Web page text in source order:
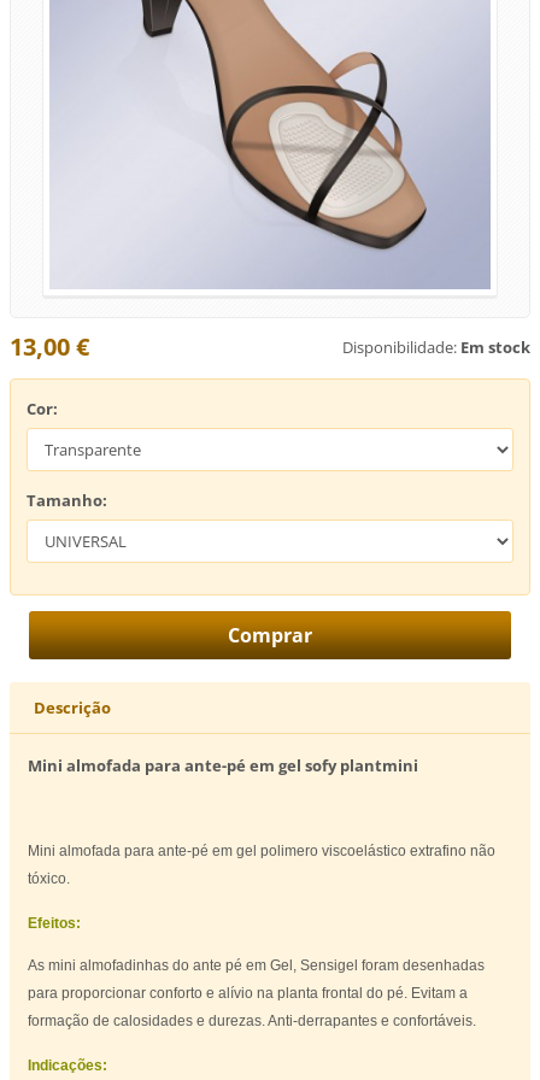
Disponibilidade: Em stock
13,00 €
Cor:
Tamanho:
Descrição
Mini almofada para ante-pé em gel sofy plantmini
Mini almofada para ante-pé em gel polimero viscoelástico extrafino não
tóxico.
Efeitos:
As mini almofadinhas do ante pé em Gel, Sensigel foram desenhadas
para proporcionar conforto e alívio na planta frontal do pé. Evitam a
formação de calosidades e durezas. Anti-derrapantes e confortáveis.
Indicações: